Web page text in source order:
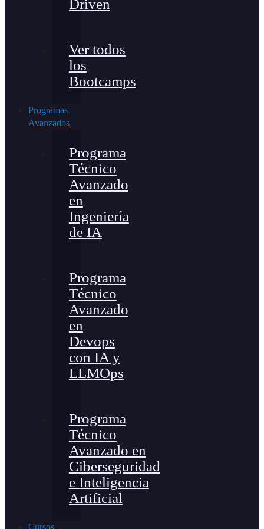
Driven
Ver todos
los
Bootcamps
Programas
Avanzados
Programa
Técnico
Avanzado
en
Ingeniería
de IA
Programa
Técnico
Avanzado
en
Devops
con IA y
LLMOps
Programa
Técnico
Avanzado en
Ciberseguridad
e Inteligencia
Artificial
Cursos